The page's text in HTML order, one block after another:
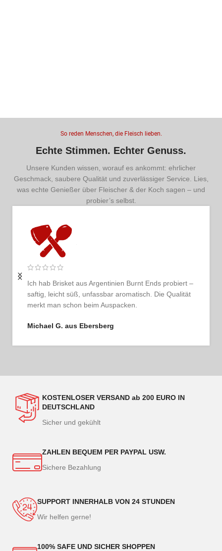
So reden Menschen, die Fleisch lieben.
Echte Stimmen. Echter Genuss.
Unsere Kunden wissen, worauf es ankommt: ehrlicher
Geschmack, saubere Qualität und zuverlässiger Service. Lies,
was echte Genießer über Fleischer & der Koch sagen – und
probier’s selbst.
Ich bestelle regelmäßig und bin jedes Mal begeistert.
Das Fleisch ist tadellos, der Service persönlich und
ehrlich. So schmeckt Vertrauen.
Thomas G. aus Hamburg
KOSTENLOSER VERSAND ab 200 EURO IN
DEUTSCHLAND
Sicher und gekühlt
ZAHLEN BEQUEM PER PAYPAL USW.
Sichere Bezahlung
SUPPORT INNERHALB VON 24 STUNDEN
Wir helfen gerne!
100% SAFE UND SICHER SHOPPEN